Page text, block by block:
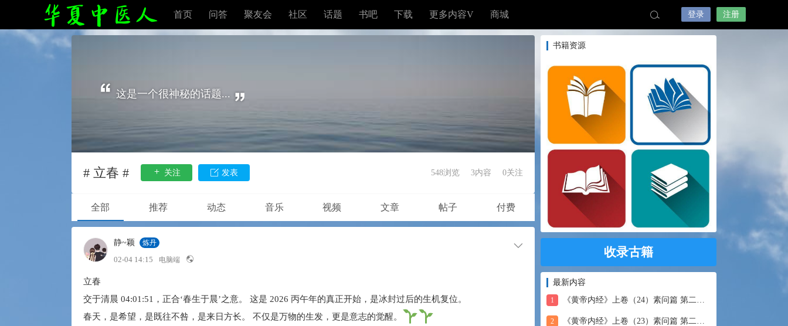
首页 问答 聚友会 社区 话题 书吧 下载 更多内容V 商城 登录 注册
书籍资源
收录古籍
最新内容
1 《黄帝内经》上卷（24）素问篇 第二十四篇 血气形志篇第
2 《黄帝内经》上卷（23）素问篇 第二十三篇 宣明五气
这是一个很神秘的话题...
# 立春 # 关注 发表 548浏览 3内容 0关注
全部 推荐 动态 音乐 视频 文章 帖子 付费
静~颖 炼丹
02-04 14:15 电脑端
立春
交于清晨 04:01:51，正合‘春生于晨’之意。 这是 2026 丙午年的真正开始，是冰封过后的生机复位。
春天，是希望，是既往不咎，是来日方长。 不仅是万物的生发，更是意志的觉醒。